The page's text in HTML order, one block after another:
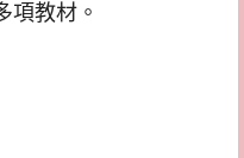
項教材。